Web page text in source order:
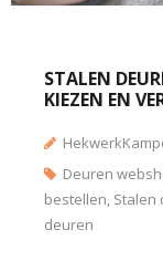
STALEN
KIEZEN EN
Deuren
bestellen, Stalen
deuren